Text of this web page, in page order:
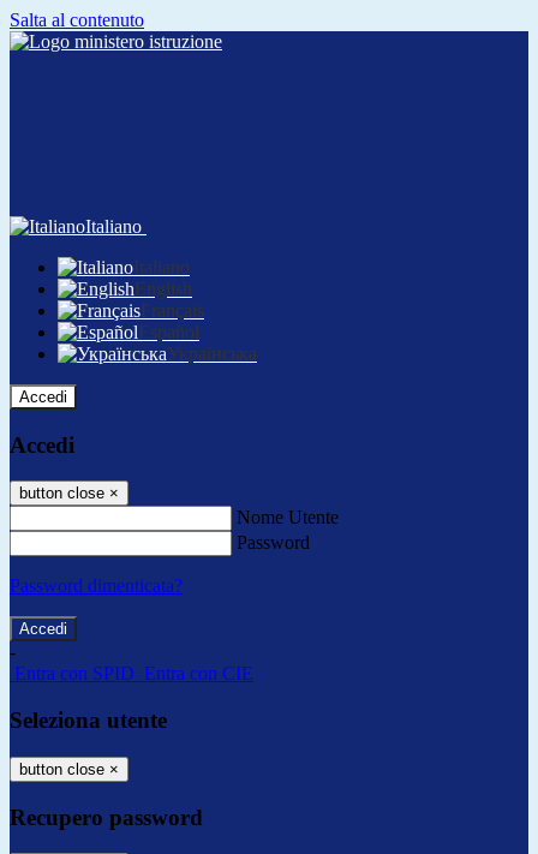
Salta al contenuto
Italiano
Italiano
English
Français
Español
Українська
Accedi
Accedi
button close ×
Nome Utente
Password
Password dimenticata?
-
Entra con SPID Entra con CIE
Seleziona utente
button close ×
Recupero password